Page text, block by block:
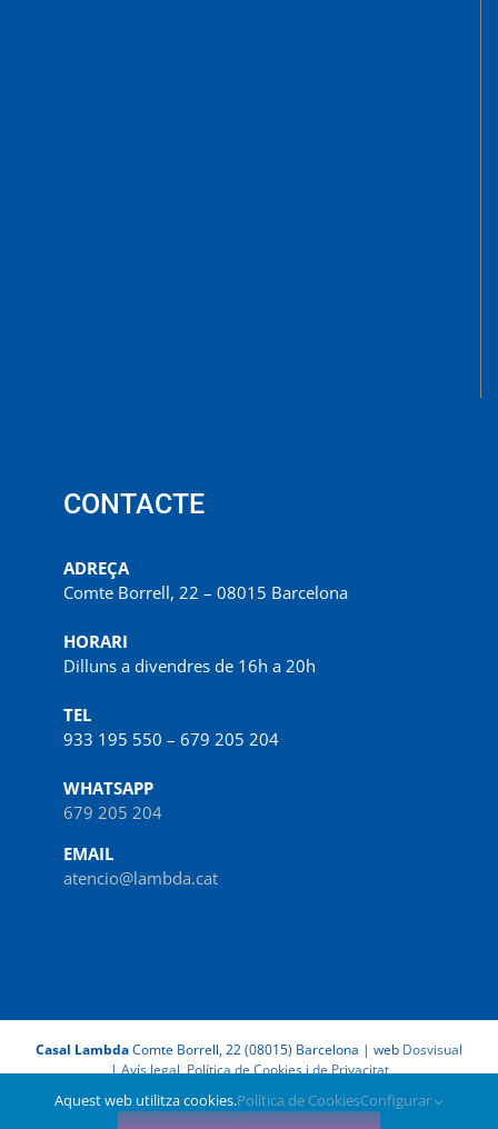
CONTACTE
ADREÇA
Comte Borrell, 22 – 08015 Barcelona
HORARI
Dilluns a divendres de 16h a 20h
TEL
933 195 550 – 679 205 204
WHATSAPP
679 205 204
EMAIL
atencio@lambda.cat
Casal LambdaComte Borrell, 22 (08015) Barcelona | web Dosvisual
|Avís legal, Política de Cookies i de Privacitat
Aquest web utilitza cookies.Política de CookiesConfigurar